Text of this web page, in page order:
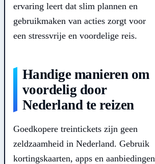
ervaring leert dat slim plannen en
gebruikmaken van acties zorgt voor
een stressvrije en voordelige reis.
Handige manieren om
voordelig door
Nederland te reizen
Goedkopere treintickets zijn geen
zeldzaamheid in Nederland. Gebruik
kortingskaarten, apps en aanbiedingen